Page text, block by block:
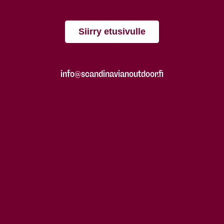
Siirry etusivulle
info@scandinavianoutdoor.fi